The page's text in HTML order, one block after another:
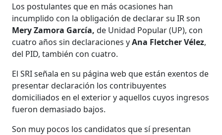
Los postulantes que en más ocasiones han
incumplido con la obligación de declarar su IR son
Mery Zamora García, de Unidad Popular (UP), con
cuatro años sin declaraciones yAna Fletcher Vélez,
del PID, también con cuatro.
El SRI señala en su página web que están exentos de
presentar declaración los contribuyentes
domiciliados en el exterior y aquellos cuyos ingresos
fueron demasiado bajos.
Son muy pocos los candidatos que sí presentan